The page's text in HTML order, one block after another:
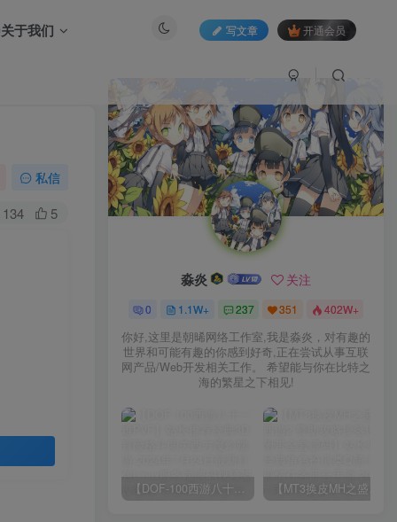
关于我们 写文章 开通会员
私信
134 5
淼炎 关注
0 1.1W+ 237 351 402W+
你好,这里是朝晞网络工作室,我是淼炎，对有趣的
世界和可能有趣的你感到好奇,正在尝试从事互联
网产品/Web开发相关工作。 希望能与你在比特之
海的繁星之下相见!
【DOF-100西游八十一难PVF】站长推荐经典3D冒险格斗闯关西方魔幻端游-2024年7月24日最新打包Linux服务端源码视频架设教程-等级补丁-配套完整客户端！